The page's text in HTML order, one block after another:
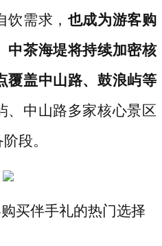
需求， 也成为游客购
中茶海堤将持续加密核
覆盖中山路、鼓浪屿等
、中山路多家核心景区
段。
买伴手礼的热门选择